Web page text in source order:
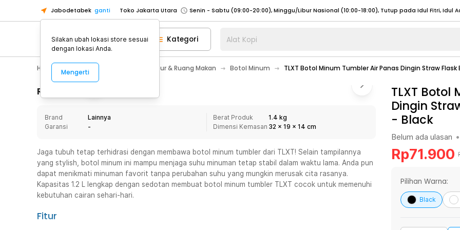
Jabodetabek ganti Toko Jakarta Utara
Toko Tangerang
Toko Cikupa
Pick n Go Jakarta Barat
Senin - Jumat (07:00 - 20:00), Sabtu - Minggu (08:00 - 20:00), Tutup pada Idul Fitri
Pick n Go Bekasi
Senin - Jumat (08:00 - 20:00), Sabtu - Minggu/ Libur Nasional (08:00 - 17:00) Selengkapnya
Senin - Jumat (08:00 - 20:00), Sabtu - Minggu/ Libur Nasional (08:00 - 17:00) Selengkapnya
Senin - Sabtu (09:00-20:00), Minggu/Libur Nasional (12:00-20:00), Tutup pada Idul Fitri
Senin - Sabtu (09:00-20:00), Minggu/Libur Nasional (12:00-20:00), Tutup pada Idul Fitri
Toko Tangerang
Toko Cikupa
Pick n Go Jakarta Barat
Senin - Jumat (07:00 - 20:00), Sabtu - Minggu (08:00 - 20:00), Tutup pada Idul Fitri
Pick n Go Bekasi
Senin - Jumat (08:00 - 20:00), Sabtu - Minggu/ Libur Nasional (08:00 - 17:00) Selengkapnya
Kategori Alat Kopi
Home Appliance Perlengkapan Dapur & Ruang Makan Botol Minum TLXT Botol Minum Tumbler Air Panas Dingin Straw Flask
Rincian Produk
Brand
Lainnya
Garansi
-
Berat Produk
1.4 kg
Dimensi Kemasan 32 x 19 x 14 cm
Jaga tubuh tetap terhidrasi dengan membawa botol minum tumbler dari TLXT! Selain tampilannya
yang stylish, botol minum ini mampu menjaga suhu minuman tetap stabil dalam waktu lama. Anda pun
dapat menikmati minuman favorit tanpa perubahan suhu yang mungkin merusak cita rasanya.
Kapasitas 1.2 L lengkap dengan sedotan membuat botol minum tumbler TLXT cocok untuk memenuhi
kebutuhan cairan sehari-hari.
Fitur
TLXT Botol
Dingin
- Black
Belum ada ulasan •
Rp71.900
Pilihan Warna:
Black
Silakan ubah lokasi store sesuai
dengan lokasi Anda.
Mengerti